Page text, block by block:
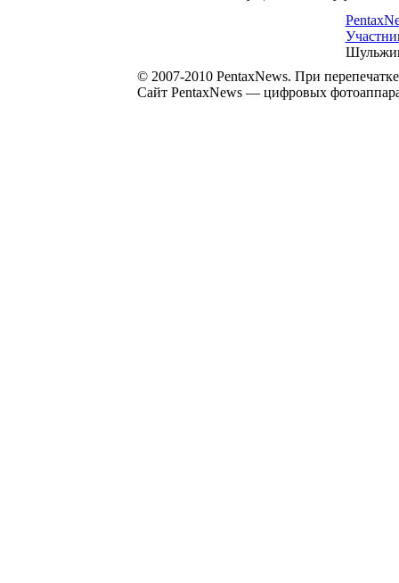
© 2007-2010 PentaxNews. При
Сайт PentaxNews — цифровых